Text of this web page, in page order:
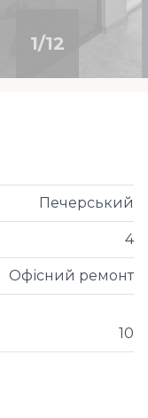
1/12
Печерський
4
Офісний ремонт
10